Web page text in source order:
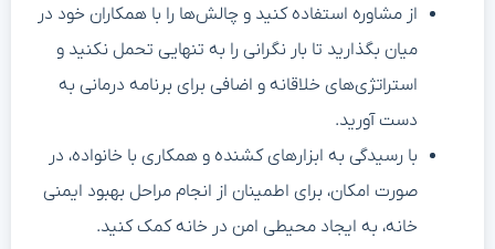
از مشاوره استفاده کنید و چالش‌ها را با همکاران خود در
میان بگذارید تا بار نگرانی را به تنهایی تحمل نکنید و
استراتژی‌های خلاقانه و اضافی برای برنامه درمانی به
دست آورید.
با رسیدگی به ابزارهای کشنده و همکاری با خانواده، در
صورت امکان، برای اطمینان از انجام مراحل بهبود ایمنی
خانه، به ایجاد محیطی امن در خانه کمک کنید.